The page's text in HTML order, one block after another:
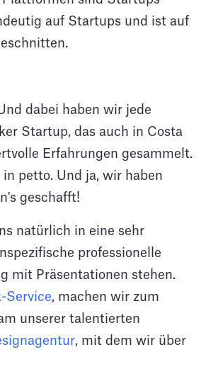
auf Startups und ist auf
dabei haben wir jede
Startup, das auch in Costa
Erfahrungen gesammelt.
petto. Und ja, wir haben
geschafft!
natürlich in eine sehr
professionelle
mit Präsentationen stehen.
Service, machen wir zum
unserer talentierten
, mit dem wir über